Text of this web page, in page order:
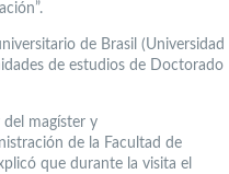
de Brasil (Universidad
de estudios de Doctorado
del magíster y
de la Facultad de
que durante la visita el